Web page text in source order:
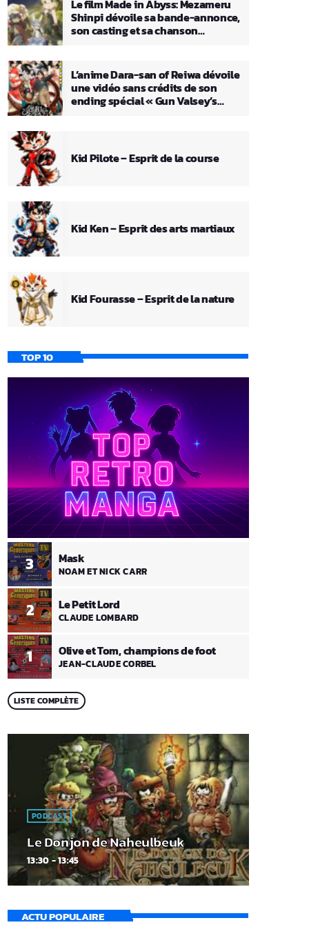
Le film Made in Abyss: Mezameru
Shinpi dévoile sa bande-annonce,
son casting et sa chanson
L’anime Dara-san of Reiwa dévoile
une vidéo sans crédits de son
ending spécial « Gun Valsey’s
Kid Pilote – Esprit de la course
Kid Ken – Esprit des arts martiaux
Kid Fourasse – Esprit de la nature
TOP 10
1 Olive et Tom, champions de foot
JEAN-CLAUDE CORBEL
2 Le Petit Lord
CLAUDE LOMBARD
3 Mask
NOAM ET NICK CARR
LISTE COMPLÈTE
PODCAST
Le Donjon de Naheulbeuk
13:30 - 13:45
ACTU POPULAIRE